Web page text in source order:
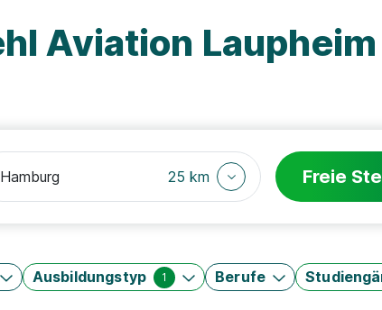
Aviation Laupheim
25 km Freie
Ausbildungstyp 1 Berufe